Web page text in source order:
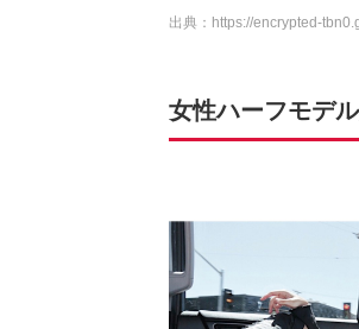
出典： https://encrypted-
女性ハーフモデ